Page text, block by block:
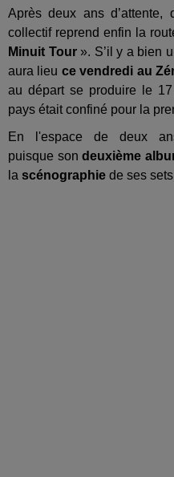
Après deux ans d’attente,
collectif reprend enfin la
Minuit Tour». S’il y a bien
aura lieu ce vendredi au
au départ se produire le
pays était confiné pour la
En l'espace de deux
puisque son deuxième
la scénographie de ses